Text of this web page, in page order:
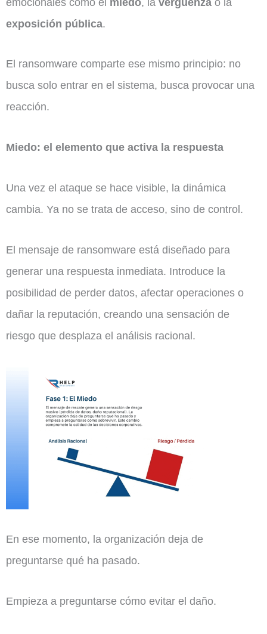
exposición pública.
El ransomware comparte ese mismo principio: no
busca solo entrar en el sistema, busca provocar una
reacción.
Miedo: el elemento que activa la respuesta
Una vez el ataque se hace visible, la dinámica
cambia. Ya no se trata de acceso, sino de control.
El mensaje de ransomware está diseñado para
generar una respuesta inmediata. Introduce la
posibilidad de perder datos, afectar operaciones o
dañar la reputación, creando una sensación de
riesgo que desplaza el análisis racional.
En ese momento, la organización deja de
preguntarse qué ha pasado.
Empieza a preguntarse cómo evitar el daño.